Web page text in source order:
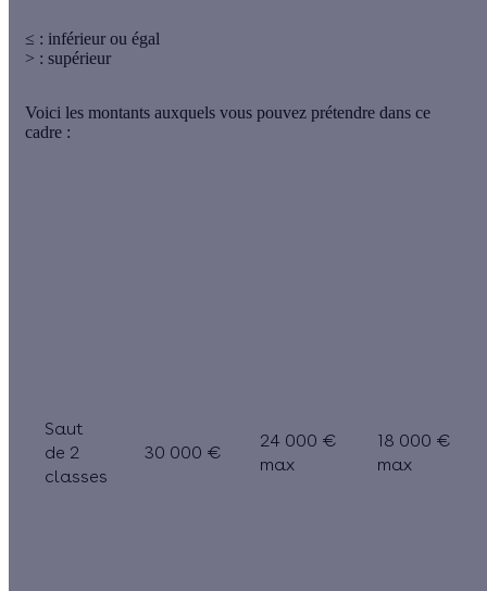
≤ : inférieur ou égal
> : supérieur
Voici les montants auxquels vous pouvez prétendre dans ce
cadre :
Saut
de 2
classes
30 000 €
24 000 €
max
18 000 €
max